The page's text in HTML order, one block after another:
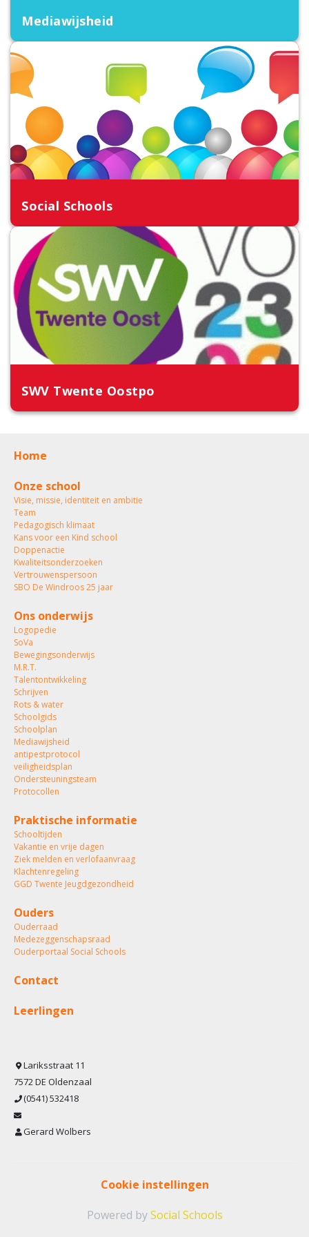
Mediawijsheid
Social Schools
SWV Twente Oostpo
Home
Onze school
Visie, missie, identiteit en ambitie
Team
Pedagogisch klimaat
Kans voor een Kind school
Doppenactie
Kwaliteitsonderzoeken
Vertrouwenspersoon
SBO De Windroos 25 jaar
Ons onderwijs
Logopedie
SoVa
Bewegingsonderwijs
M.R.T.
Talentontwikkeling
Schrijven
Rots & water
Schoolgids
Schoolplan
Mediawijsheid
antipestprotocol
veiligheidsplan
Ondersteuningsteam
Protocollen
Praktische informatie
Schooltijden
Vakantie en vrije dagen
Ziek melden en verlofaanvraag
Klachtenregeling
GGD Twente Jeugdgezondheid
Ouders
Ouderraad
Medezeggenschapsraad
Ouderportaal Social Schools
Contact
Leerlingen
Lariksstraat 11
7572 DE Oldenzaal
(0541) 532418
Gerard Wolbers
Cookie instellingen
Powered bySocial Schools